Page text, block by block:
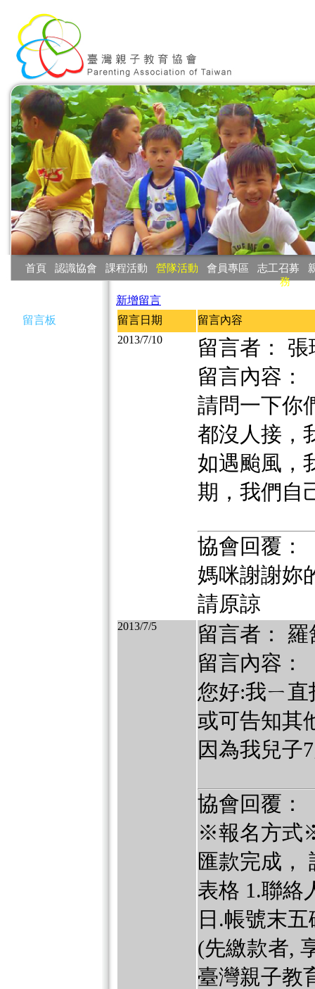
首頁 認識協會 課程活動 營隊活動 會員專區 志工召募
務
留言板
新增留言
留言日期
留言內容
2013/7/10
留言者： 張
留言內容：
請問一下你
都沒人接，
如遇颱風，
期，我們自
協會回覆：
媽咪謝謝妳
請原諒
2013/7/5
留言者： 羅
留言內容：
您好:我ㄧ直
或可告知其
因為我兒子
協會回覆：
※報名方式
匯款完成，
表格 1.聯絡
日.帳號末
(先繳款者,
臺灣親子教